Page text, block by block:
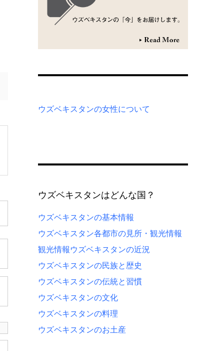
ウズベキスタンの女性について
ウズベキスタンはどんな国？
ウズベキスタンの基本情報
ウズベキスタン各都市の見所・観光情報
観光情報 ウズベキスタンの近況
ウズベキスタンの民族と歴史
ウズベキスタンの伝統と習慣
ウズベキスタンの文化
ウズベキスタンの料理
ウズベキスタンのお土産